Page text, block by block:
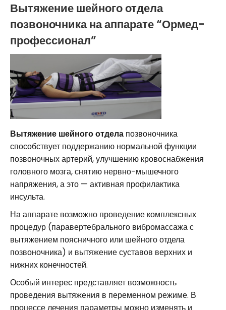
Вытяжение шейного отдела
позвоночника на аппарате “Ормед-
профессионал”
Вытяжение шейного отдела позвоночника
способствует поддержанию нормальной функции
позвоночных артерий, улучшению кровоснабжения
головного мозга, снятию нервно-мышечного
напряжения, а это — активная профилактика
инсульта.
На аппарате возможно проведение комплексных
процедур (паравертебрального вибромассажа с
вытяжением поясничного или шейного отдела
позвоночника) и вытяжение суставов верхних и
нижних конечностей.
Особый интерес представляет возможность
проведения вытяжения в переменном режиме. В